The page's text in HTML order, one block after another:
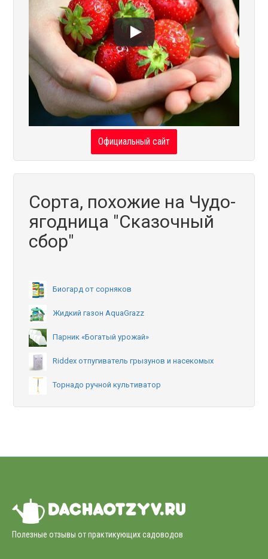
Официальный сайт
Сорта, похожие на Чудо-
ягодница "Сказочный
сбор"
Биогард от сорняков
Жидкий газон AquaGrazz
Парник «Богатый урожай»
Riddex отпугиватель грызунов и насекомых
Торнадо ручной культиватор
Полезные отзывы от практикующих садоводов